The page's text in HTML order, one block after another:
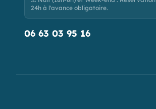
24h à l'avance obligatoire.
06 63 03 95 16